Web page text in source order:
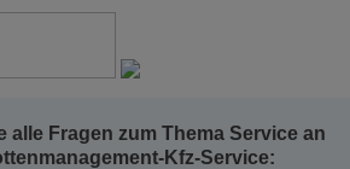
alle Fragen zum Thema Service an
Kfz-Service: